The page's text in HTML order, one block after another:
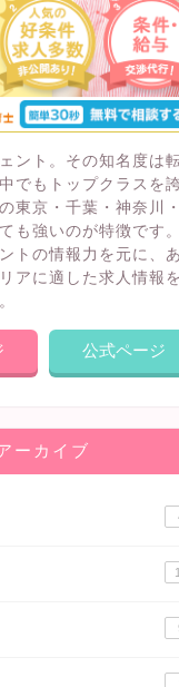
ント。その知名度は
でもトップクラスを
東京・千葉・神奈川
も強いのが特徴です
トの情報力を元に、
アに適した求人情報
公式ページ
ーカイブ